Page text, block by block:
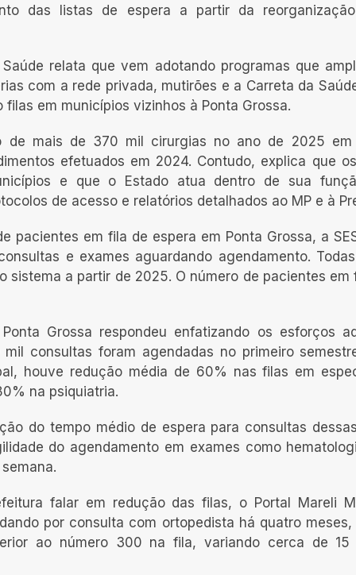
das listas de espera a partir da
relata que vem adotando programas que
com a rede privada, mutirões e a Carreta da
em municípios vizinhos à Ponta Grossa.
de mais de 370 mil cirurgias no ano de 2025 em
efetuados em 2024. Contudo, explica que
e que o Estado atua dentro de sua
de acesso e relatórios detalhados ao MP e à
pacientes em fila de espera em Ponta Grossa, a
e exames aguardando agendamento.
sistema a partir de 2025. O número de pacientes em
Grossa respondeu enfatizando os esforços
consultas foram agendadas no primeiro
houve redução média de 60% nas filas em
na psiquiatria.
do tempo médio de espera para consultas
do agendamento em exames como
falar em redução das filas, o Portal Mareli
por consulta com ortopedista há quatro
ao número 300 na fila, variando cerca de 15